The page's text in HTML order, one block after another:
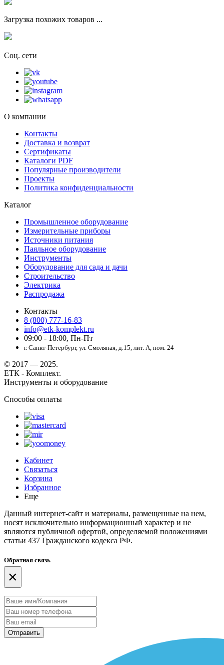
Загрузка похожих товаров ...
Соц. сети
О компании
Контакты
Доставка и возврат
Сертификаты
Каталоги PDF
Популярные производители
Проекты
Политика конфиденциальности
Каталог
Промышленное оборудование
Измерительные приборы
Источники питания
Паяльное оборудование
Инструменты
Оборудование для сада и дачи
Строительство
Электрика
Распродажа
Контакты
8 (800) 777-16-83
info@etk-komplekt.ru
09:00 - 18:00, Пн-Пт
г. Санкт-Петербург, ул. Смоляная, д.15, лит. А, пом. 24
© 2017 — 2025.
ЕТК - Комплект.
Инструменты и оборудование
Способы оплаты
Кабинет
Связаться
Корзина
Избранное
Еще
Данный интернет-сайт и материалы, размещенные на нем,
носят исключительно информационный характер и не
являются публичной офертой, определяемой положениями
статьи 437 Гражданского кодекса РФ.
Обратная связь
×
Отправить